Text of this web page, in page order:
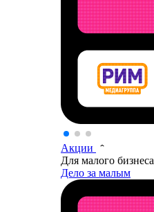
Акции
Для малого бизнеса
Дело за малым